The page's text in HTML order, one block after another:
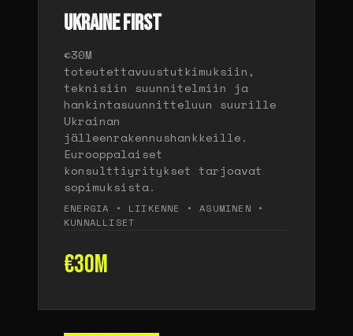
UKRAINE FIRST
€30M
toteutettavuustutkimuksiin,
teknisiin suunnitelmiin ja
hankintasuunnitteluun suurille
Ukrainan
jälleenrakennushankkeille.
Eurooppalaiset
konsulttiyritykset tarjoavat
sopimuksista.
ENERGIA • LIIKENNE • ASUMINEN •
KUNNALLISET
€30M